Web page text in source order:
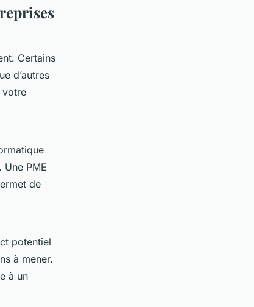
Certains
d’autres
votre
PME
de
potentiel
à mener.
à un